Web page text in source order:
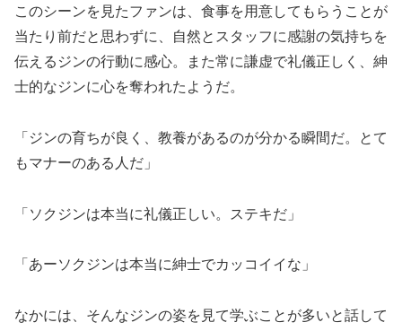
このシーンを見たファンは、食事を用意してもらうことが
当たり前だと思わずに、自然とスタッフに感謝の気持ちを
伝えるジンの行動に感心。また常に謙虚で礼儀正しく、紳
士的なジンに心を奪われたようだ。
「ジンの育ちが良く、教養があるのが分かる瞬間だ。とて
もマナーのある人だ」
「ソクジンは本当に礼儀正しい。ステキだ」
「あーソクジンは本当に紳士でカッコイイな」
なかには、そんなジンの姿を見て学ぶことが多いと話して